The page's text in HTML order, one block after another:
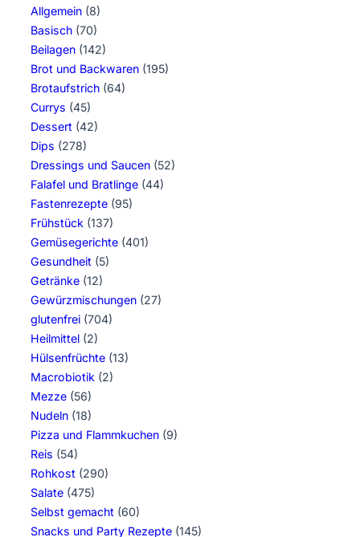
Allgemein (8)
Basisch (70)
Beilagen (142)
Brot und Backwaren (195)
Brotaufstrich (64)
Currys (45)
Dessert (42)
Dips (278)
Dressings und Saucen (52)
Falafel und Bratlinge (44)
Fastenrezepte (95)
Frühstück (137)
Gemüsegerichte (401)
Gesundheit (5)
Getränke (12)
Gewürzmischungen (27)
glutenfrei (704)
Heilmittel (2)
Hülsenfrüchte (13)
Macrobiotik (2)
Mezze (56)
Nudeln (18)
Pizza und Flammkuchen (9)
Reis (54)
Rohkost (290)
Salate (475)
Selbst gemacht (60)
Snacks und Party Rezepte (145)